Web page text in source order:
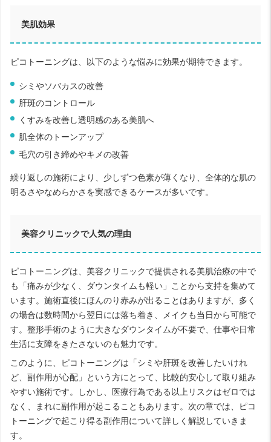
美肌効果
ピコトーニングは、以下のような悩みに効果が期待できます。
シミやソバカスの改善
肝斑のコントロール
くすみを改善し透明感のある美肌へ
肌全体のトーンアップ
毛穴の引き締めやキメの改善
繰り返しの施術により、少しずつ色素が薄くなり、全体的な肌の
明るさやなめらかさを実感できるケースが多いです。
美容クリニックで人気の理由
ピコトーニングは、美容クリニックで提供される美肌治療の中で
も「痛みが少なく、ダウンタイムも軽い」ことから支持を集めて
います。施術直後にほんのり赤みが出ることはありますが、多く
の場合は数時間から翌日には落ち着き、メイクも当日から可能で
す。整形手術のように大きなダウンタイムが不要で、仕事や日常
生活に支障をきたさないのも魅力です。
このように、ピコトーニングは「シミや肝斑を改善したいけれ
ど、副作用が心配」という方にとって、比較的安心して取り組み
やすい施術です。しかし、医療行為である以上リスクはゼロでは
なく、まれに副作用が起こることもあります。次の章では、ピコ
トーニングで起こり得る副作用について詳しく解説していきま
す。